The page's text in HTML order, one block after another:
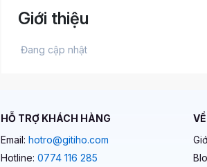
Giới thiệu
Đang cập nhật
HỖ TRỢ KHÁCH HÀNG
Email: hotro@gitiho.com
Hotline: 0774 116 285